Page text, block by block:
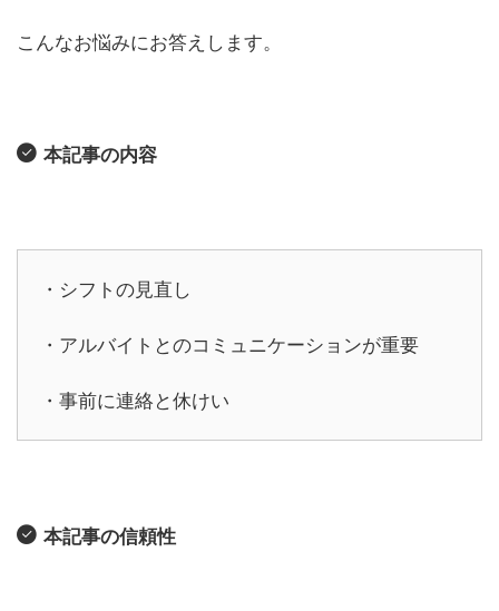
こんなお悩みにお答えします。
本記事の内容
・シフトの見直し
・アルバイトとのコミュニケーションが重要
・事前に連絡と休けい
本記事の信頼性